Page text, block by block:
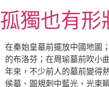
至
主
要
內
容
孤獨也有形
在秦始皇墓前擺放中國地圖
的布洛芬；在周瑜墓前吹小
年來，不少前人的墓前變得
侯墓、圓規刺中藍光，光束